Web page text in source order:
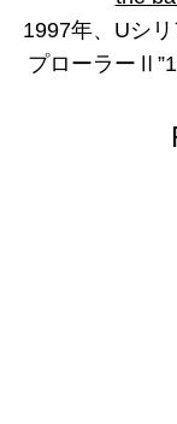
1997年、Uシ
プローラー